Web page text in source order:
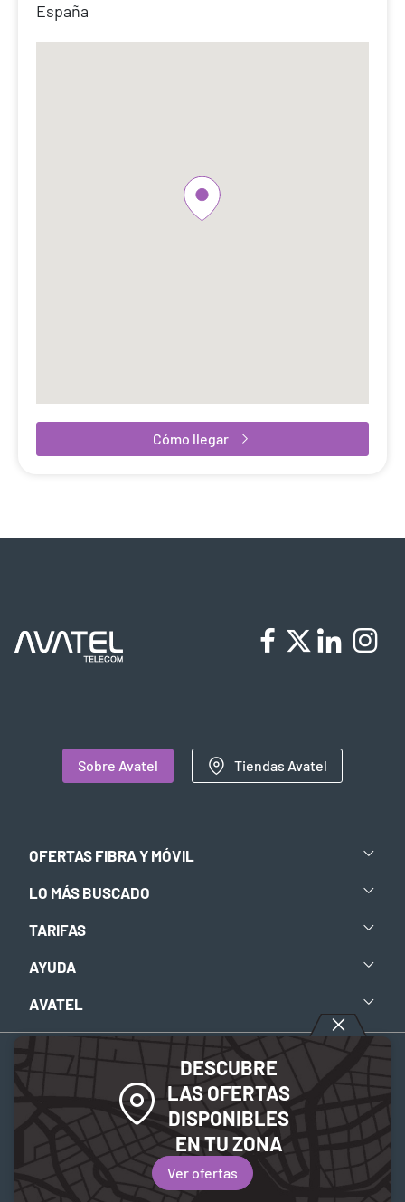
DESCUBRE
LAS OFERTAS
DISPONIBLES
EN TU ZONA
Ver ofertas
España
Cómo llegar
Sobre Avatel Tiendas Avatel
OFERTAS FIBRA Y MÓVIL
LO MÁS BUSCADO
TARIFAS
AYUDA
AVATEL
Política de privacidad-Política de Cookies
© 2026 Avatel Telecom. Todos los derechos reservados.